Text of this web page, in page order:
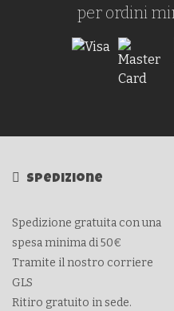
per ordini
Spedizione
Spedizione gratuita con una
spesa minima di 50€
Tramite il nostro corriere
GLS
Ritiro gratuito in sede.